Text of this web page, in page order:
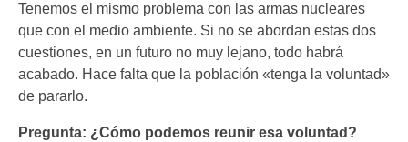
Tenemos el mismo problema con las armas nucleares
que con el medio ambiente. Si no se abordan estas dos
cuestiones, en un futuro no muy lejano, todo habrá
acabado. Hace falta que la población «tenga la voluntad»
de pararlo.
Pregunta: ¿Cómo podemos reunir esa voluntad?